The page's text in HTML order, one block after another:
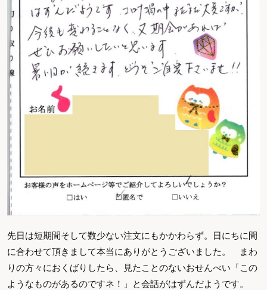
先日は短期間そして数少ない注文にもかかわらず。日にちに間
に合わせて頂きまして本当にありがとうございました。 まわ
りの方々におくばりしたら、見たことのないおせんべい「この
ようなものがあるのですネ！」と会話がはずんだようです。